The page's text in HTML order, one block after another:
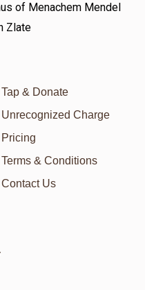
of Menachem Mendel
Zlate
Tap & Donate
Unrecognized Charge
Pricing
Terms & Conditions
Contact Us